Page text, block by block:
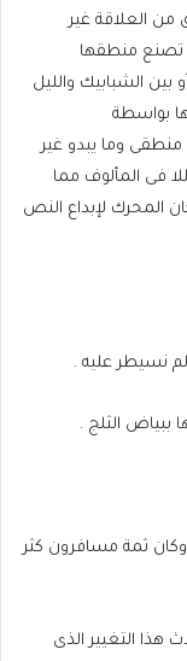
من العلاقة غير
تصنع منطقها
بين الشبابيك والليل
بواسطة
وما يبدو غير
فى المألوف مما
المحرك لإبداع النص
نسيطر عليه .
ببياض الثلج .
ثمة مسافرون كثر
هذا التغيير الذى